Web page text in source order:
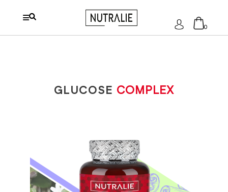
Log
in
0
GLUCOSE COMPLEX